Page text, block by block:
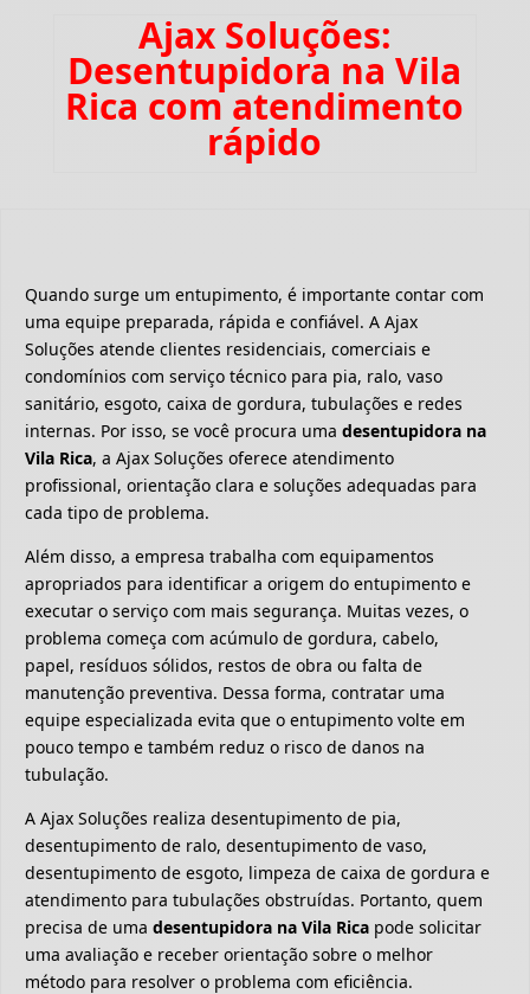
Ajax Soluções:
Desentupidora na Vila
Rica com atendimento
rápido
Quando surge um entupimento, é importante contar com
uma equipe preparada, rápida e confiável. A Ajax
Soluções atende clientes residenciais, comerciais e
condomínios com serviço técnico para pia, ralo, vaso
sanitário, esgoto, caixa de gordura, tubulações e redes
internas. Por isso, se você procura uma desentupidora na
Vila Rica, a Ajax Soluções oferece atendimento
profissional, orientação clara e soluções adequadas para
cada tipo de problema.
Além disso, a empresa trabalha com equipamentos
apropriados para identificar a origem do entupimento e
executar o serviço com mais segurança. Muitas vezes, o
problema começa com acúmulo de gordura, cabelo,
papel, resíduos sólidos, restos de obra ou falta de
manutenção preventiva. Dessa forma, contratar uma
equipe especializada evita que o entupimento volte em
pouco tempo e também reduz o risco de danos na
tubulação.
A Ajax Soluções realiza desentupimento de pia,
desentupimento de ralo, desentupimento de vaso,
desentupimento de esgoto, limpeza de caixa de gordura e
atendimento para tubulações obstruídas. Portanto, quem
precisa de uma desentupidora na Vila Rica pode solicitar
uma avaliação e receber orientação sobre o melhor
método para resolver o problema com eficiência.